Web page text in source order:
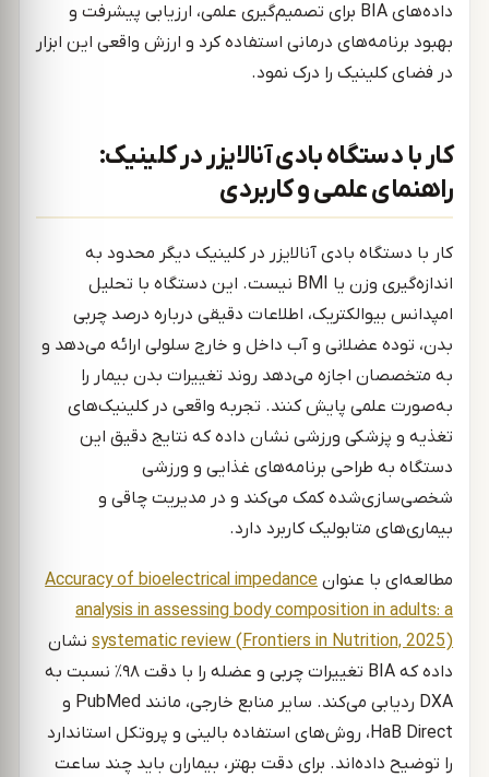
داده‌های BIA برای تصمیم‌گیری علمی، ارزیابی پیشرفت و
بهبود برنامه‌های درمانی استفاده کرد و ارزش واقعی این ابزار
در فضای کلینیک را درک نمود.
کار با دستگاه بادی آنالایزر در کلینیک:
راهنمای علمی‌ و کاربردی
کار با دستگاه بادی آنالایزر در کلینیک دیگر محدود به
اندازه‌گیری وزن یا BMI نیست. این دستگاه با تحلیل
امپدانس بیوالکتریک، اطلاعات دقیقی درباره درصد چربی
بدن، توده عضلانی و آب داخل و خارج سلولی ارائه می‌دهد و
به متخصصان اجازه می‌دهد روند تغییرات بدن بیمار را
به‌صورت علمی پایش کنند. تجربه واقعی در کلینیک‌های
تغذیه و پزشکی ورزشی نشان داده که نتایج دقیق این
دستگاه به طراحی برنامه‌های غذایی و ورزشی
شخصی‌سازی‌شده کمک می‌کند و در مدیریت چاقی و
بیماری‌های متابولیک کاربرد دارد.
مطالعه‌ای با عنوانAccuracy of bioelectrical impedance
analysis in assessing body composition in adults: a
systematic review (Frontiers in Nutrition, 2025)نشان
داده که BIA تغییرات چربی و عضله را با دقت ۹۸٪ نسبت به
DXA ردیابی می‌کند. سایر منابع خارجی، مانند PubMed و
HaB Direct، روش‌های استفاده بالینی و پروتکل استاندارد
را توضیح داده‌اند. برای دقت بهتر، بیماران باید چند ساعت